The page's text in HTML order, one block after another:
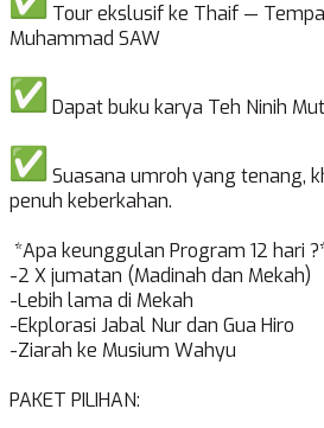
Tour ekslusif ke Thaif —
Muhammad SAW
Dapat buku karya Teh Ninih
Suasana umroh yang tenang,
penuh keberkahan.
*Apa keunggulan Program 12 hari
-2 X jumatan (Madinah dan Mekah)
-Lebih lama di Mekah
-Ekplorasi Jabal Nur dan Gua Hiro
-Ziarah ke Musium Wahyu
PAKET PILIHAN: